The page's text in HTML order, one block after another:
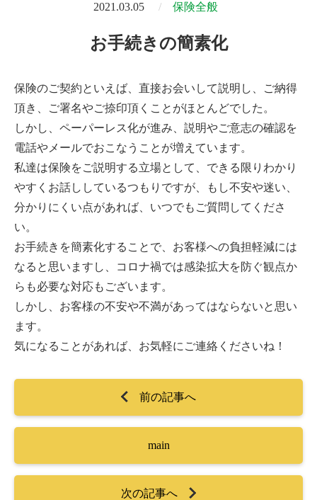
2021.03.05 保険全般
お手続きの簡素化
保険のご契約といえば、直接お会いして説明し、ご納得
頂き、ご署名やご捺印頂くことがほとんどでした。
しかし、ペーパーレス化が進み、説明やご意志の確認を
電話やメールでおこなうことが増えています。
私達は保険をご説明する立場として、できる限りわかり
やすくお話ししているつもりですが、もし不安や迷い、
分かりにくい点があれば、いつでもご質問してくださ
い。
お手続きを簡素化することで、お客様への負担軽減には
なると思いますし、コロナ禍では感染拡大を防ぐ観点か
らも必要な対応もございます。
しかし、お客様の不安や不満があってはならないと思い
ます。
気になることがあれば、お気軽にご連絡くださいね！
前の記事へ
main
次の記事へ